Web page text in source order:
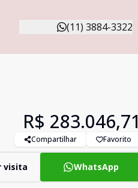
(11) 3884-3322
R$ 283.046,71
Compartilhar Favorito
visita WhatsApp